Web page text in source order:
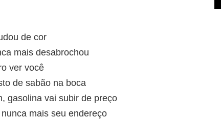
de cor
mais desabrochou
ver você
de sabão na boca
gasolina vai subir de preço
mais seu endereço